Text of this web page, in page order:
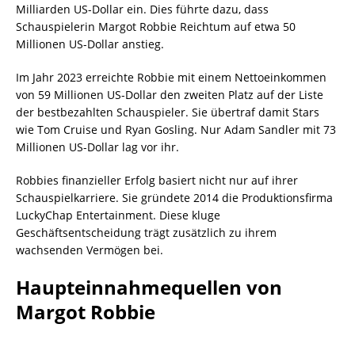
Milliarden US-Dollar ein. Dies führte dazu, dass
Schauspielerin Margot Robbie Reichtum auf etwa 50
Millionen US-Dollar anstieg.
Im Jahr 2023 erreichte Robbie mit einem Nettoeinkommen
von 59 Millionen US-Dollar den zweiten Platz auf der Liste
der bestbezahlten Schauspieler. Sie übertraf damit Stars
wie Tom Cruise und Ryan Gosling. Nur Adam Sandler mit 73
Millionen US-Dollar lag vor ihr.
Robbies finanzieller Erfolg basiert nicht nur auf ihrer
Schauspielkarriere. Sie gründete 2014 die Produktionsfirma
LuckyChap Entertainment. Diese kluge
Geschäftsentscheidung trägt zusätzlich zu ihrem
wachsenden Vermögen bei.
Haupteinnahmequellen von
Margot Robbie